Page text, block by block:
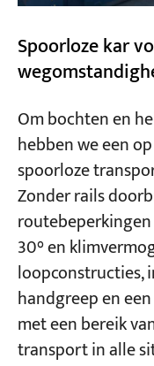
Spoorloze kar
Om bochten en
hebben we een
spoorloze
Zonder rails
30° en
loopconstructies,
handgreep en
met een bereik
transport in alle